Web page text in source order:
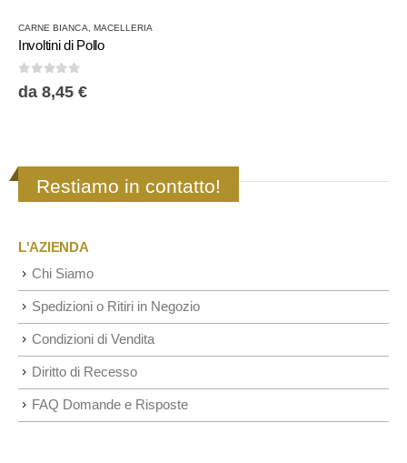
CARNE BIANCA, MACELLERIA
Involtini di Pollo
0Su 5
da 8,45 €
Restiamo in contatto!
L'AZIENDA
Chi Siamo
Spedizioni o Ritiri in Negozio
Condizioni di Vendita
Diritto di Recesso
FAQ Domande e Risposte